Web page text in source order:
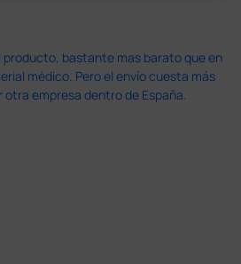
producto, bastante mas barato que en
médico. Pero el envío cuesta más
otra empresa dentro de España.